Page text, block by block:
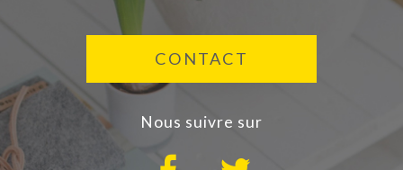
CONTACT
nous suivre sur